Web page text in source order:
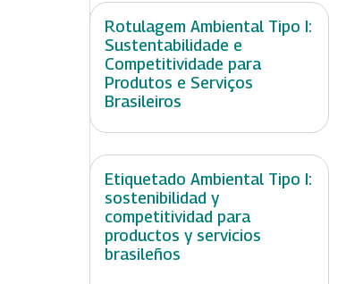
Rotulagem Ambiental Tipo I:
Sustentabilidade e
Competitividade para
Produtos e Serviços
Brasileiros
Etiquetado Ambiental Tipo I:
sostenibilidad y
competitividad para
productos y servicios
brasileños